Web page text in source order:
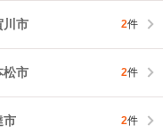
川市 2件
松市 2件
市 2件